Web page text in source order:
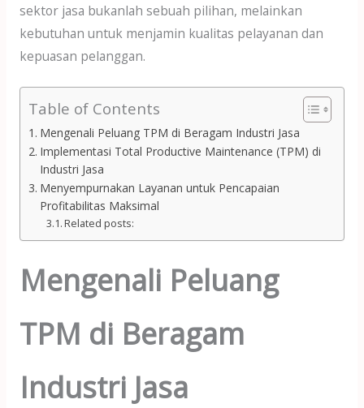
sektor jasa bukanlah sebuah pilihan, melainkan
kebutuhan untuk menjamin kualitas pelayanan dan
kepuasan pelanggan.
Table of Contents
Mengenali Peluang TPM di Beragam Industri Jasa
Implementasi Total Productive Maintenance (TPM) di
Industri Jasa
Menyempurnakan Layanan untuk Pencapaian
Profitabilitas Maksimal
Related posts:
Mengenali Peluang
TPM di Beragam
Industri Jasa